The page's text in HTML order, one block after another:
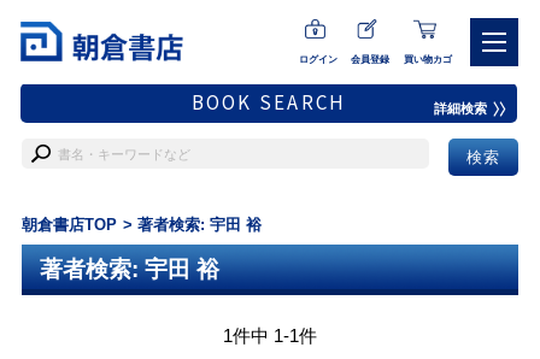
ログイン 会員登録 買い物カゴ
BOOK SEARCH 詳細検索
朝倉書店TOP 著者検索: 宇田 裕
著者検索: 宇田 裕
1件中 1-1件